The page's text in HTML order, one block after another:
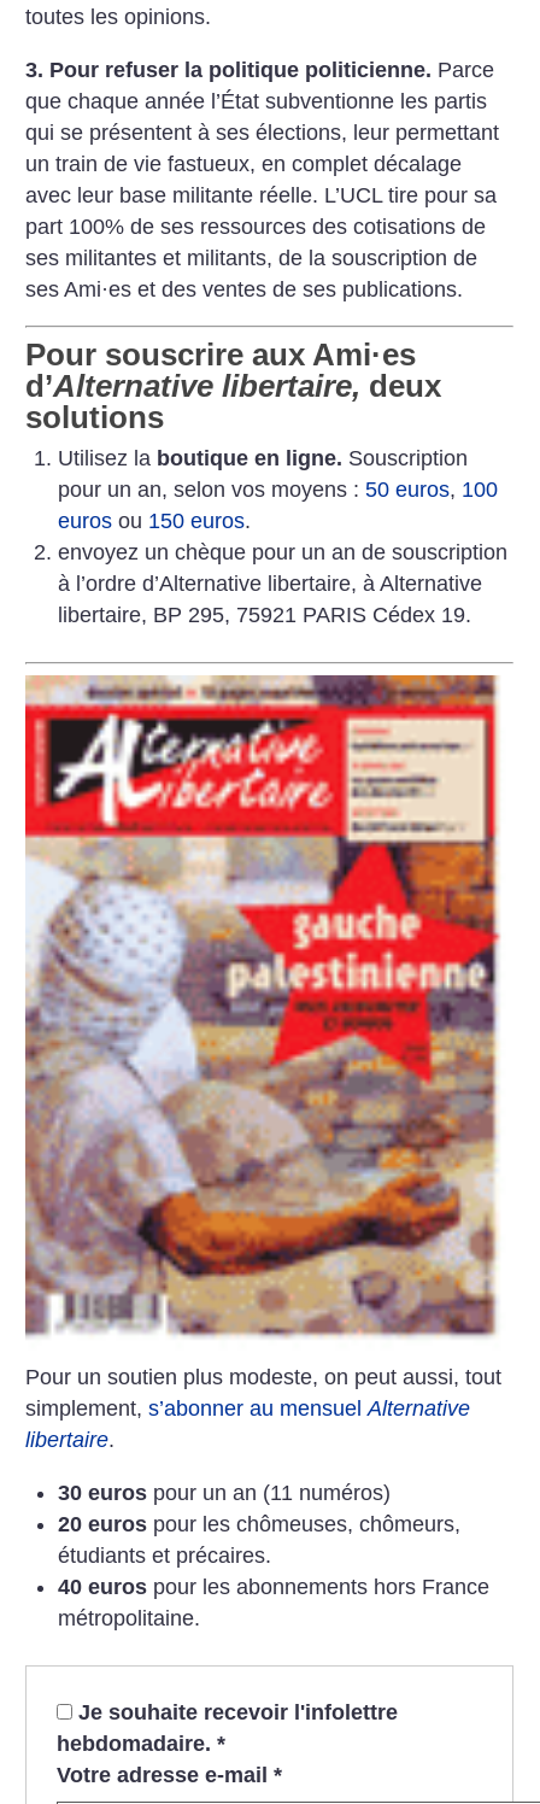
toutes les opinions.
3. Pour refuser la politique politicienne. Parce
que chaque année l’État subventionne les partis
qui se présentent à ses élections, leur permettant
un train de vie fastueux, en complet décalage
avec leur base militante réelle. L’UCL tire pour sa
part 100% de ses ressources des cotisations de
ses militantes et militants, de la souscription de
ses Ami·es et des ventes de ses publications.
Pour souscrire aux Ami·es
d’Alternative libertaire, deux
solutions
Utilisez la boutique en ligne. Souscription
pour un an, selon vos moyens : 50 euros, 100
eurosou 150 euros.
envoyez un chèque pour un an de souscription
à l’ordre d’Alternative libertaire, à Alternative
libertaire, BP 295, 75921 PARIS Cédex 19.
Pour un soutien plus modeste, on peut aussi, tout
simplement,s’abonner au mensuelAlternative
libertaire.
30 eurospour un an (11 numéros)
20 eurospour les chômeuses, chômeurs,
étudiants et précaires.
40 eurospour les abonnements hors France
métropolitaine.
Je souhaite recevoir l'infolettre
hebdomadaire. *
Votre adresse e-mail *